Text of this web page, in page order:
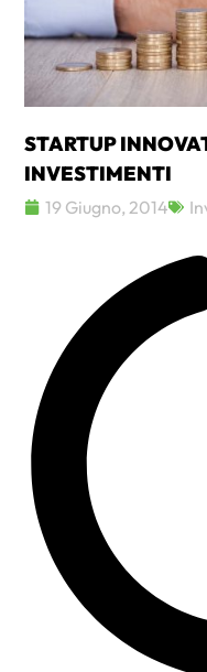
STARTUP
INVESTIMENTI
19 Giugno, 2014